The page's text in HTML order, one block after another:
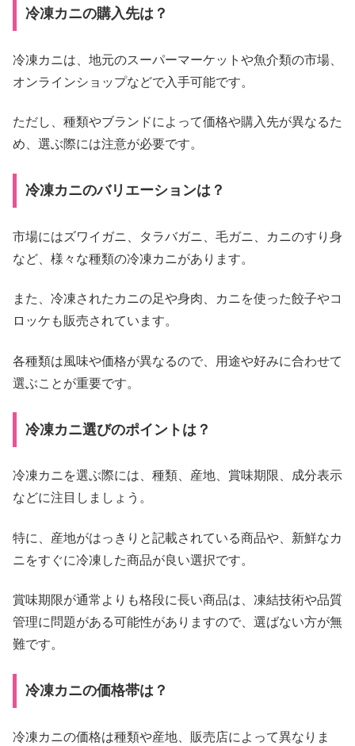
冷凍カニの購入先は？
冷凍カニは、地元のスーパーマーケットや魚介類の市場、
オンラインショップなどで入手可能です。
ただし、種類やブランドによって価格や購入先が異なるた
め、選ぶ際には注意が必要です。
冷凍カニのバリエーションは？
市場にはズワイガニ、タラバガニ、毛ガニ、カニのすり身
など、様々な種類の冷凍カニがあります。
また、冷凍されたカニの足や身肉、カニを使った餃子やコ
ロッケも販売されています。
各種類は風味や価格が異なるので、用途や好みに合わせて
選ぶことが重要です。
冷凍カニ選びのポイントは？
冷凍カニを選ぶ際には、種類、産地、賞味期限、成分表示
などに注目しましょう。
特に、産地がはっきりと記載されている商品や、新鮮なカ
ニをすぐに冷凍した商品が良い選択です。
賞味期限が通常よりも格段に長い商品は、凍結技術や品質
管理に問題がある可能性がありますので、選ばない方が無
難です。
冷凍カニの価格帯は？
冷凍カニの価格は種類や産地、販売店によって異なりま